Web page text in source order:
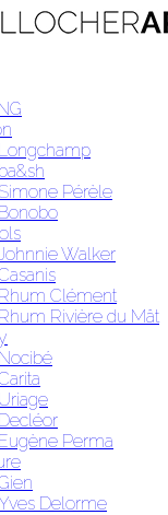
Longchamp
ba&sh
Simone Pérèle
Bonobo
Walker
Rhum Clément
Rhum Rivière du Mât
Nocibé
Uriage
Decléor
Eugène Perma
Yves Delorme